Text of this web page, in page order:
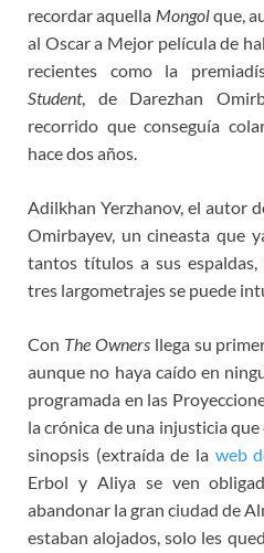
o
k
r
o
n
n
k
e
e
s
t
recordar aquella Mongolque,
al Oscar a Mejor película de
recientes como la
Student, de Darezhan
recorrido que conseguía
hace dos años.
Adilkhan Yerzhanov, el autor
Omirbayev, un cineasta que
tantos títulos a sus
tres largometrajes se puede
Con The Ownersllega su
aunque no haya caído en
programada en las
la crónica de una injusticia
sinopsis (extraída de la web
Erbol y Aliya se ven
abandonar la gran ciudad de
estaban alojados, solo les